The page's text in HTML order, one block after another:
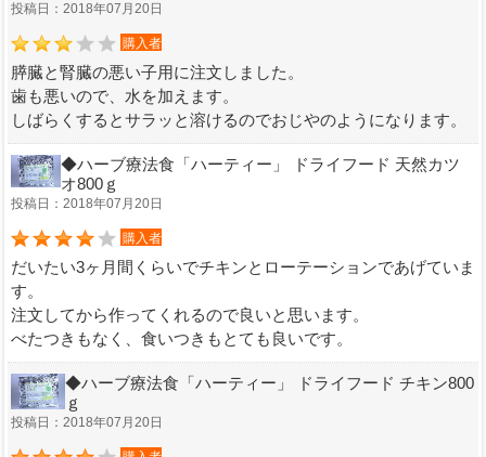
投稿日：2018年07月20日
購入者
膵臓と腎臓の悪い子用に注文しました。
歯も悪いので、水を加えます。
しばらくするとサラッと溶けるのでおじやのようになります。
◆ハーブ療法食「ハーティー」 ドライフード 天然カツ
オ800ｇ
投稿日：2018年07月20日
購入者
だいたい3ヶ月間くらいでチキンとローテーションであげていま
す。
注文してから作ってくれるので良いと思います。
べたつきもなく、食いつきもとても良いです。
◆ハーブ療法食「ハーティー」 ドライフード チキン800
ｇ
投稿日：2018年07月20日